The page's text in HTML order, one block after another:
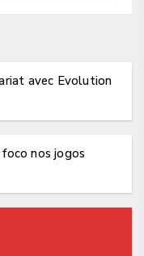
avec Evolution
nos jogos